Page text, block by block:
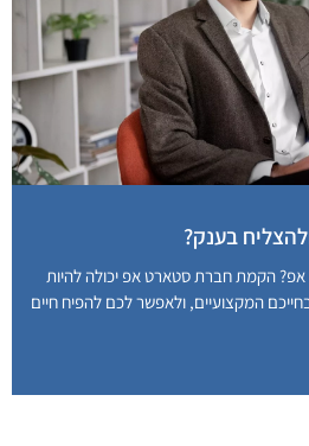
בענק?
הקמת חברת סטארט אפ יכולה להיות
המקצועיים, ולאפשר לכם להפיח חיים